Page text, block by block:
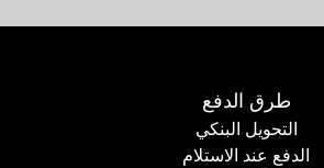
طرق الدفع
التحويل البنكي
الدفع عند الاستلام